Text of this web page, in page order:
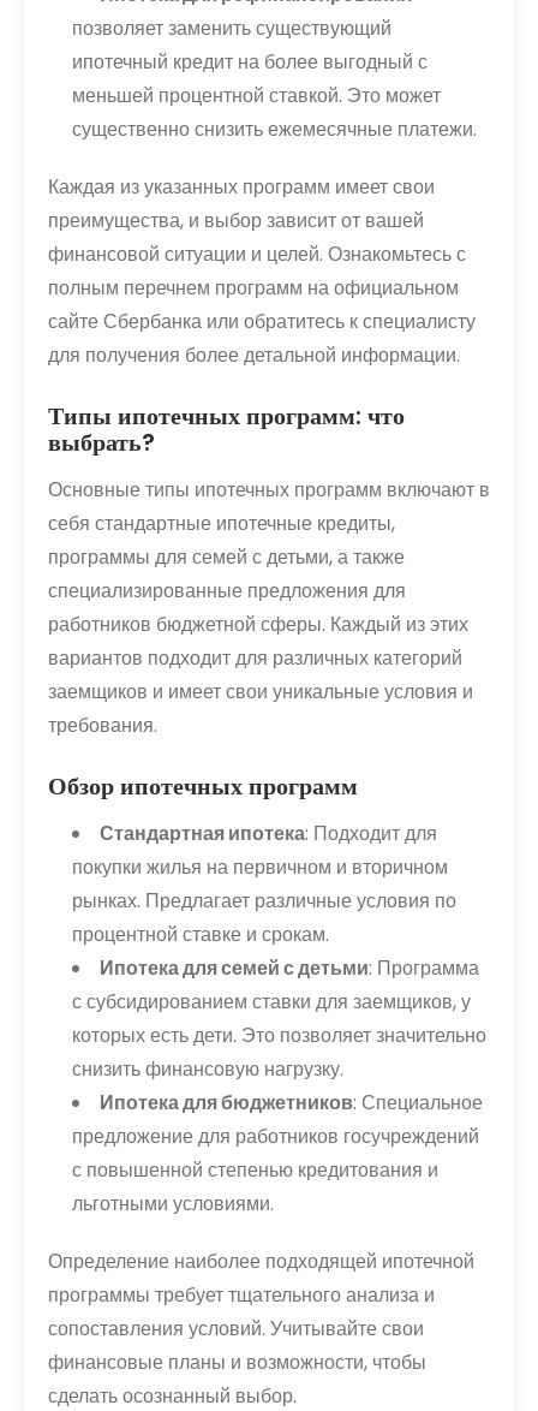
позволяет заменить существующий
ипотечный кредит на более выгодный с
меньшей процентной ставкой. Это может
существенно снизить ежемесячные платежи.
Каждая из указанных программ имеет свои
преимущества, и выбор зависит от вашей
финансовой ситуации и целей. Ознакомьтесь с
полным перечнем программ на официальном
сайте Сбербанка или обратитесь к специалисту
для получения более детальной информации.
Типы ипотечных программ: что
выбрать?
Основные типы ипотечных программ включают в
себя стандартные ипотечные кредиты,
программы для семей с детьми, а также
специализированные предложения для
работников бюджетной сферы. Каждый из этих
вариантов подходит для различных категорий
заемщиков и имеет свои уникальные условия и
требования.
Обзор ипотечных программ
Стандартная ипотека: Подходит для
покупки жилья на первичном и вторичном
рынках. Предлагает различные условия по
процентной ставке и срокам.
Ипотека для семей с детьми: Программа
с субсидированием ставки для заемщиков, у
которых есть дети. Это позволяет значительно
снизить финансовую нагрузку.
Ипотека для бюджетников: Специальное
предложение для работников госучреждений
с повышенной степенью кредитования и
льготными условиями.
Определение наиболее подходящей ипотечной
программы требует тщательного анализа и
сопоставления условий. Учитывайте свои
финансовые планы и возможности, чтобы
сделать осознанный выбор.